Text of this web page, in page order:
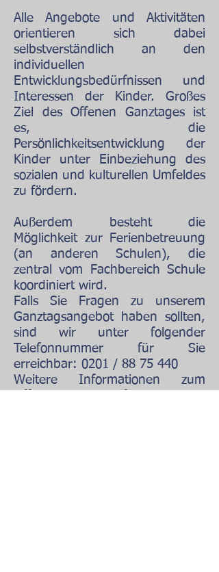
Alle Angebote und Aktivitäten
orientieren sich dabei
selbstverständlich an den
individuellen
Entwicklungsbedürfnissen und
Interessen der Kinder. Großes
Ziel des Offenen Ganztages ist
es, die
Persönlichkeitsentwicklung der
Kinder unter Einbeziehung des
sozialen und kulturellen Umfeldes
zu fördern.
Außerdem besteht die
Möglichkeit zur Ferienbetreuung
(an anderen Schulen), die
zentral vom Fachbereich Schule
koordiniert wird.
Falls Sie Fragen zu unserem
Ganztagsangebot haben sollten,
sind wir unter folgender
Telefonnummer für Sie
erreichbar: 0201 / 88 75 440
Weitere Informationen zum